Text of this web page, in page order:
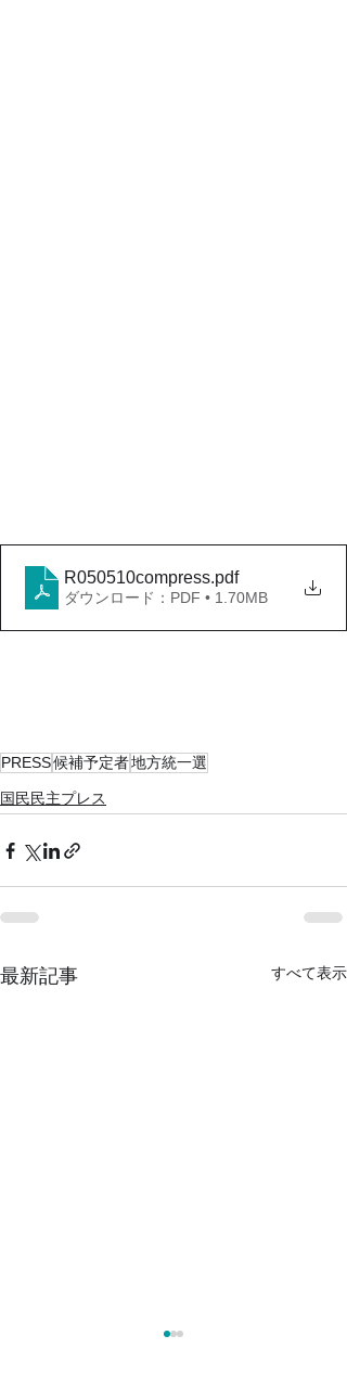
R050510compress.pdf
ダウンロード：PDF • 1.70MB
PRESS候補予定者地方統一選
国民民主プレス
最新記事 すべて表示